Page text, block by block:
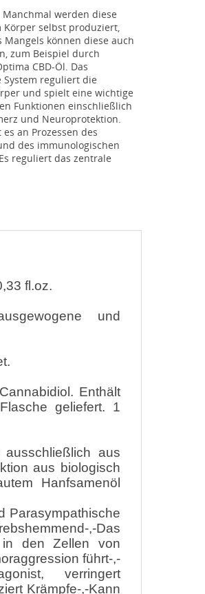
Manchmal werden diese
Körper selbst produziert,
Mangels können diese auch
zum Beispiel durch
CBD-Öl. Das
System reguliert die
und spielt eine wichtige
Funktionen einschließlich
und Neuroprotektion.
an Prozessen des
des immunologischen
reguliert das zentrale
fl.oz.
und
Enthält
geliefert. 1
aus
aus biologisch
Hanfsamenöl
Parasympathische
,-Das
in den Zellen von
führt-,-
verringert
Krämpfe-,-Kann